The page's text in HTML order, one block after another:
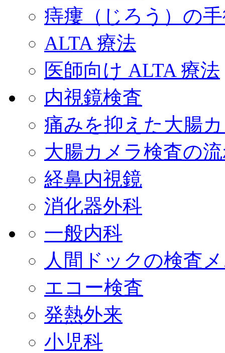
痔瘻（じろう）の
ALTA 療法
医師向け ALTA 療法
内視鏡検査
痛みを抑えた大腸
大腸カメラ検査の
経鼻内視鏡
消化器外科
一般内科
人間ドックの検査
エコー検査
発熱外来
小児科